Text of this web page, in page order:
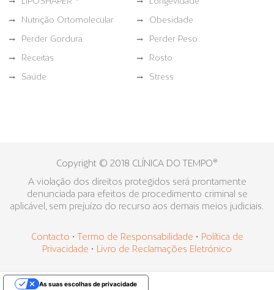
Nutrição Ortomolecular Obesidade
Perder Gordura Perder Peso
Receitas Rosto
Saúde Stress
Copyright © 2018 CLÍNICA DO TEMPO®
A violação dos direitos protegidos será prontamente
denunciada para efeitos de procedimento criminal se
aplicável, sem prejuízo do recurso aos demais meios judiciais.
Contacto • Termo de Responsabilidade • Política de
Privacidade • Livro de Reclamações Eletrónico
As suas escolhas de privacidade